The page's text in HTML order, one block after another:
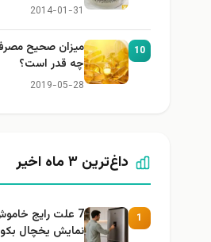
2014-01-31
چه قدر است؟
2019-05-28
داغ‌ترین ۳ ماه اخیر
7 علت رایج خاموش شدن صفحه
نمایش یخچال بکو + راه حل